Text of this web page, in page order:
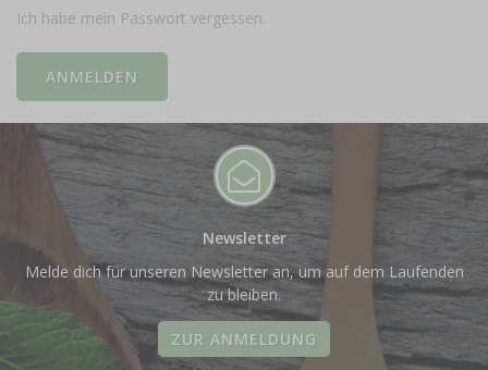
Ich habe mein Passwort vergessen.
Newsletter
Melde dich für unseren Newsletter an, um auf dem Laufenden
zu bleiben.
ZUR ANMELDUNG